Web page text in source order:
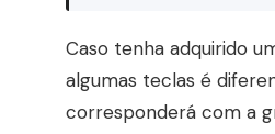
Caso tenha adquirido
algumas teclas é
corresponderá com a